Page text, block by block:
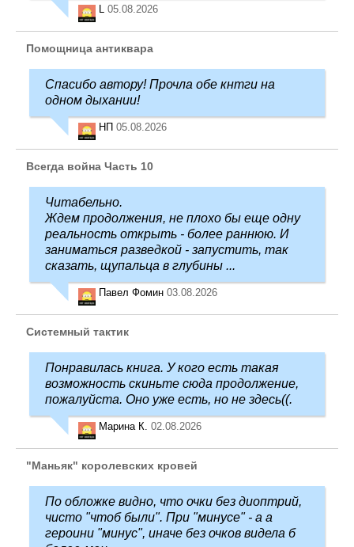
L 05.08.2026
Помощница антиквара
Спасибо автору! Прочла обе кнтги на
одном дыхании!
НП 05.08.2026
Всегда война Часть 10
Читабельно.
Ждем продолжения, не плохо бы еще одну
реальность открыть - более раннюю. И
заниматься разведкой - запустить, так
сказать, щупальца в глубины ...
Павел Фомин 03.08.2026
Системный тактик
Понравилась книга. У кого есть такая
возможность скиньте сюда продолжение,
пожалуйста. Оно уже есть, но не здесь((.
Марина К. 02.08.2026
"Маньяк" королевских кровей
По обложке видно, что очки без диоптрий,
чисто "чтоб были". При "минусе" - а а
героини "минус", иначе без очков видела б